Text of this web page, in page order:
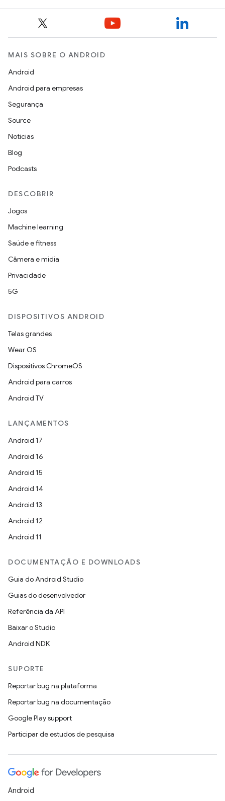
MAIS SOBRE O ANDROID
Android
Android para empresas
Segurança
Source
Notícias
Blog
Podcasts
DESCOBRIR
Jogos
Machine learning
Saúde e fitness
Câmera e mídia
Privacidade
5G
DISPOSITIVOS ANDROID
Telas grandes
Wear OS
Dispositivos ChromeOS
Android para carros
Android TV
LANÇAMENTOS
Android 17
Android 16
Android 15
Android 14
Android 13
Android 12
Android 11
DOCUMENTAÇÃO E DOWNLOADS
Guia do Android Studio
Guias do desenvolvedor
Referência da API
Baixar o Studio
Android NDK
SUPORTE
Reportar bug na plataforma
Reportar bug na documentação
Google Play support
Participar de estudos de pesquisa
Android